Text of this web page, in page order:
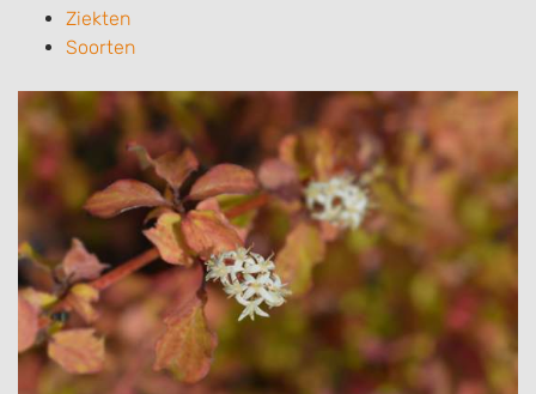
Ziekten
Soorten